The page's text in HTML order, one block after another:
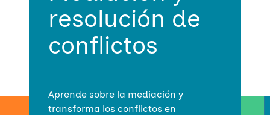
resolución de
conflictos
Aprende sobre la mediación y
transforma los conflictos en